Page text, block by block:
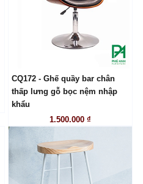
LIÊN HỆ
CQ172 - Ghế quầy bar chân
thấp lưng gỗ bọc nệm nhập
khẩu
1.500.000 ₫